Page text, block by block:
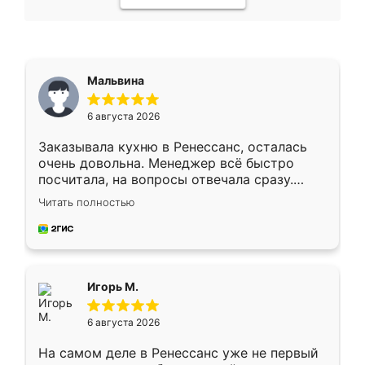
Мальвина
6 августа 2026
Заказывала кухню в Ренессанс, осталась
очень довольна. Менеджер всё быстро
посчитала, на вопросы отвечала сразу.
Замерщик приехал в субботу, подошёл к
делу со всей ответственностью. Собрали
за день, ребята работали аккуратно, даже
Читать полностью
Игорь М.
6 августа 2026
На самом деле в Ренессанс уже не первый